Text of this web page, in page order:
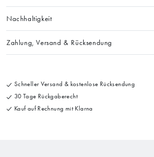
Nachhaltigkeit
Zahlung, Versand & Rücksendung
Schneller Versand & kostenlose Rücksendung
30 Tage Rückgaberecht
Kauf auf Rechnung mit Klarna